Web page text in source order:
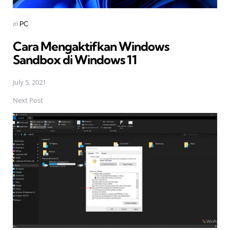
Posted
in PC
Cara Mengaktifkan Windows
Sandbox di Windows 11
July 5, 2021
Next Post